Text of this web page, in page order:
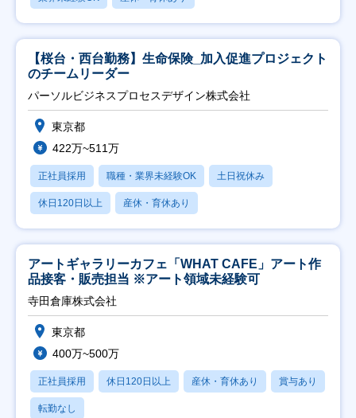
【桜台・西台勤務】生命保険_加入促進プロジェクト
のチームリーダー
パーソルビジネスプロセスデザイン株式会社
東京都
422万~511万
正社員採用 職種・業界未経験OK 土日祝休み
休日120日以上 産休・育休あり
アートギャラリーカフェ「WHAT CAFE」アート作
品接客・販売担当 ※アート領域未経験可
寺田倉庫株式会社
東京都
400万~500万
正社員採用 休日120日以上 産休・育休あり 賞与あり
転勤なし